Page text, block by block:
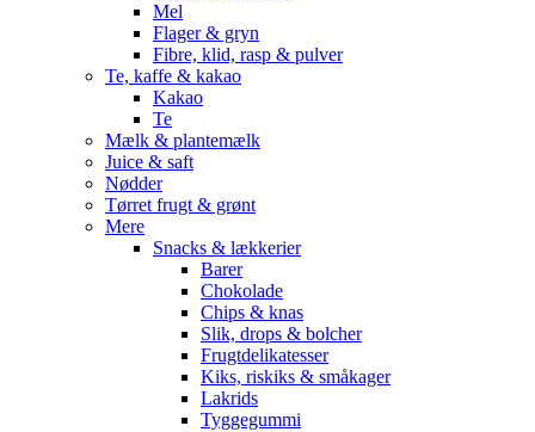
Mel
Flager & gryn
Fibre, klid, rasp & pulver
Te, kaffe & kakao
Kakao
Te
Mælk & plantemælk
Juice & saft
Nødder
Tørret frugt & grønt
Mere
Snacks & lækkerier
Barer
Chokolade
Chips & knas
Slik, drops & bolcher
Frugtdelikatesser
Kiks, riskiks & småkager
Lakrids
Tyggegummi